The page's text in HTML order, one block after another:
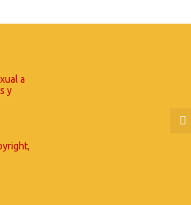
a
y